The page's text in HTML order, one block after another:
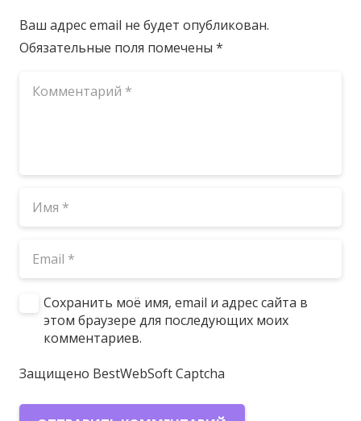
Ваш адрес email не будет опубликован.
Обязательные поля помечены *
Сохранить моё имя, email и адрес сайта в
этом браузере для последующих моих
комментариев.
Защищено BestWebSoft Captcha